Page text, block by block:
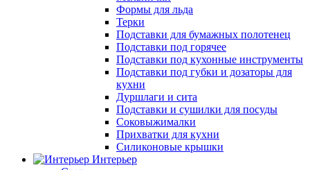
Формы для льда
Терки
Подставки для бумажных полотенец
Подставки под горячее
Подставки под кухонные инструменты
Подставки под губки и дозаторы для
кухни
Дуршлаги и сита
Подставки и сушилки для посуды
Соковыжималки
Прихватки для кухни
Силиконовые крышки
Интерьер